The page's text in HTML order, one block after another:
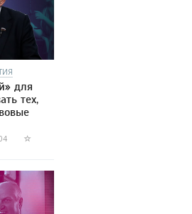
для
тех,